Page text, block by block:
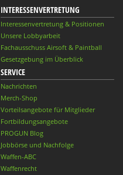
INTERESSENVERTRETUNG
Interessenvertretung & Positionen
Unsere Lobbyarbeit
Fachausschuss Airsoft & Paintball
Gesetzgebung im Überblick
SERVICE
Nachrichten
Merch-Shop
Vorteilsangebote für Mitglieder
Fortbildungsangebote
PROGUN Blog
Jobbörse und Nachfolge
Waffen-ABC
Waffenrecht